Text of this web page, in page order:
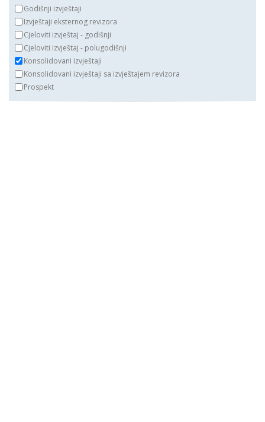
Godišnji izvještaji
Izvještaji eksternog revizora
Cjeloviti izvještaj - godišnji
Cjeloviti izvještaj - polugodišnji
Konsolidovani izvještaji
Konsolidovani izvještaji sa izvještajem revizora
Prospekt